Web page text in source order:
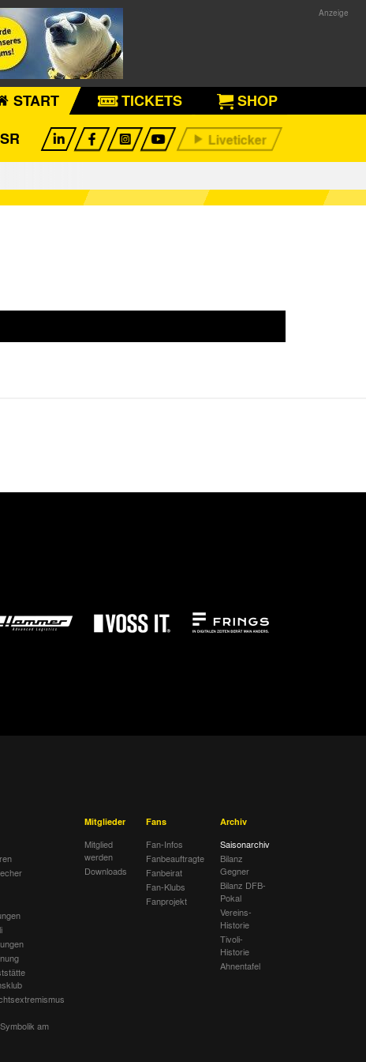
START TICKETS
SHOP
am
Mitglieder
Mitglied
werden
Downloads
Fans
Fan-Infos
Fanbeauftragte
Fanbeirat
Fan-Klubs
Fanprojekt
Archiv
Saisonarchiv
Bilanz
Gegner
Bilanz DFB-
Pokal
Vereins-
Historie
Tivoli-
Historie
Ahnentafel